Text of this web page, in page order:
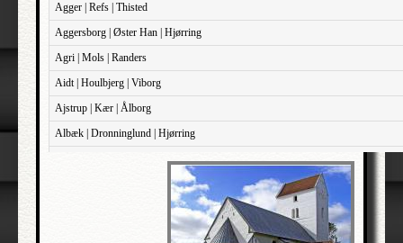
Agger | Refs | Thisted
Aggersborg | Øster Han | Hjørring
Agri | Mols | Randers
Aidt | Houlbjerg | Viborg
Ajstrup | Kær | Ålborg
Albæk | Dronninglund | Hjørring
Albæk | Støvring | Randers
Albøge | Djurs Sønder | Randers
Alderslyst | Gjern | Skanderborg
Aldersro | Sokkelund | København